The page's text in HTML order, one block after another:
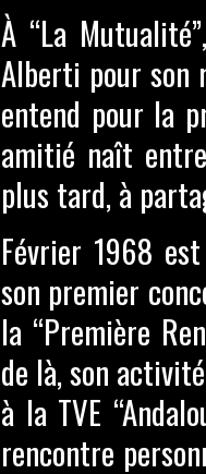
À “La
Alberti pour son
entend pour la
amitié naît
plus tard, à
Février 1968
son premier
la “Première
de là, son
à la TVE
rencontre